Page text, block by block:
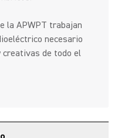
la APWPT trabajan
necesario
de todo el